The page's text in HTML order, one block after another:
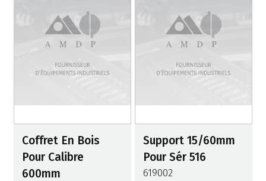
Coffret En Bois
Pour Calibre
600mm
Support 15/60mm
Pour Sér 516
619002